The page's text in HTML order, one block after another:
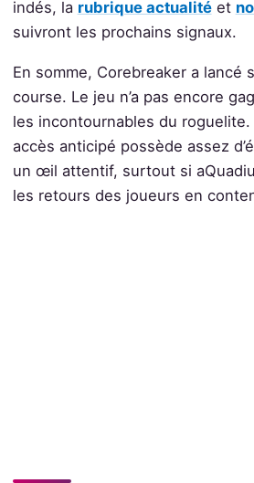
indés, la rubrique actualitéet
suivront les prochains signaux.
En somme, Corebreaker a lancé
course. Le jeu n’a pas encore
les incontournables du
accès anticipé possède assez
un œil attentif, surtout si
les retours des joueurs en